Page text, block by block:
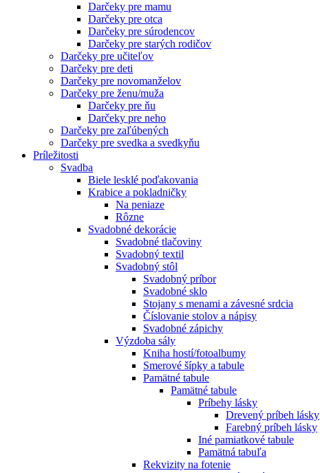
Darčeky pre mamu
Darčeky pre otca
Darčeky pre súrodencov
Darčeky pre starých rodičov
Darčeky pre učiteľov
Darčeky pre deti
Darčeky pre novomanželov
Darčeky pre ženu/muža
Darčeky pre ňu
Darčeky pre neho
Darčeky pre zaľúbených
Darčeky pre svedka a svedkyňu
Príležitosti
Svadba
Biele lesklé poďakovania
Krabice a pokladničky
Na peniaze
Rôzne
Svadobné dekorácie
Svadobné tlačoviny
Svadobný textil
Svadobný stôl
Svadobný príbor
Svadobné sklo
Stojany s menami a závesné srdcia
Číslovanie stolov a nápisy
Svadobné zápichy
Výzdoba sály
Kniha hostí/fotoalbumy
Smerové šípky a tabule
Pamätné tabule
Pamätné tabule
Príbehy lásky
Drevený príbeh lásky
Farebný príbeh lásky
Iné pamiatkové tabule
Pamätná tabuľa
Rekvizity na fotenie